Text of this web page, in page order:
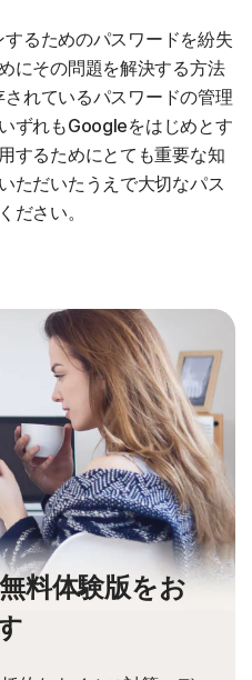
るためのパスワードを紛失
にその問題を解決する方法
れているパスワードの管理
ずれもGoogleをはじめとす
するためにとても重要な知
ただいたうえで大切なパス
ださい。
料体験版をお